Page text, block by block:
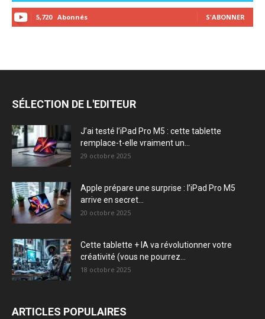
5,720 Abonnés S'ABONNER
SÉLECTION DE L'EDITEUR
J’ai testé l’iPad Pro M5 : cette tablette
remplace-t-elle vraiment un...
29 octobre 2025
Apple prépare une surprise : l’iPad Pro M5
arrive en secret...
20 octobre 2025
Cette tablette + IA va révolutionner votre
créativité (vous ne pourrez...
18 octobre 2025
ARTICLES POPULAIRES